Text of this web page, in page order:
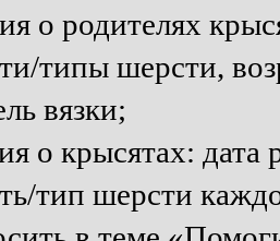
о родителях
типы шерсти,
вязки;
о крысятах: дата
тип шерсти